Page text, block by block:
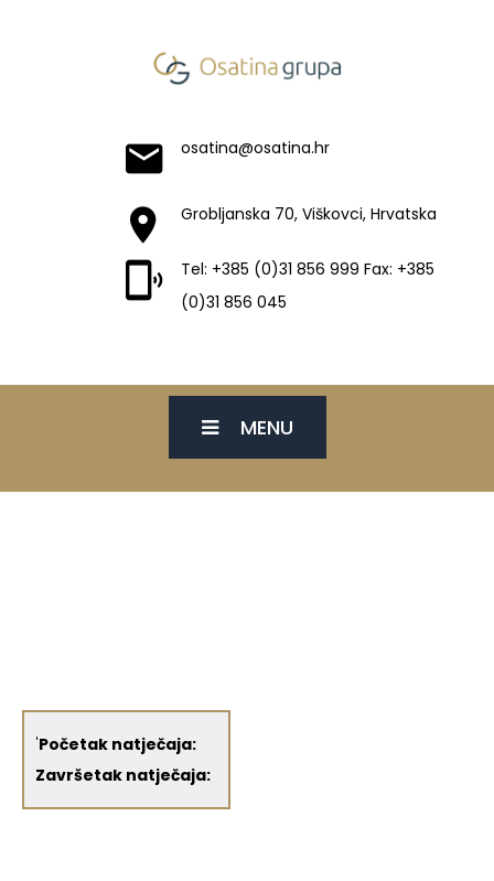
osatina@osatina.hr
Grobljanska 70, Viškovci, Hrvatska
Tel: +385 (0)31 856 999 Fax: +385
(0)31 856 045
MENU
'Početak natječaja:
Završetak natječaja: